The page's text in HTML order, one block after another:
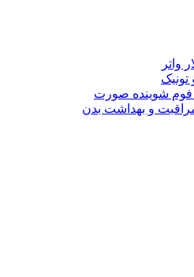
واتر
تونیک
شوینده صورت
و بهداشت بدن